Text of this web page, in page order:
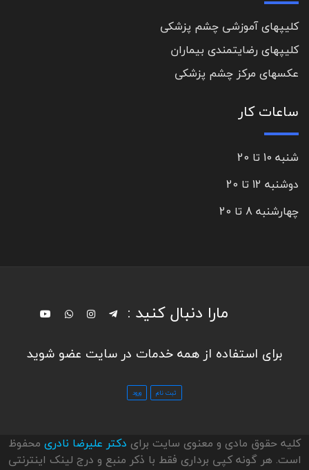
کلیپهای آموزشی چشم پزشکی
کلیپهای رضایتمندی بیماران
عکسهای مرکز چشم پزشکی
ساعات کار
شنبه 10 تا 20
دوشنبه 12 تا 20
چهارشنبه 8 تا 20
مارا دنبال کنید :
برای استفاده از همه خدمات در سایت عضو شوید
کلیه حقوق مادی و معنوی سایت برای دکتر علیرضا نادری محفوظ
است. هر گونه کپی برداری فقط با ذکر منبع و درج لینک اینترنتی